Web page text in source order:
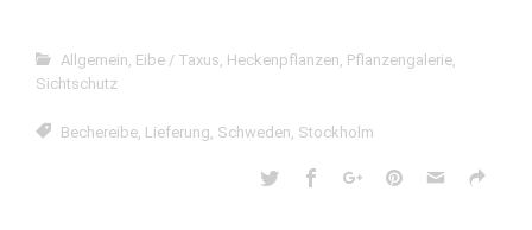
Allgemein Eibe / Taxus Heckenpflanzen Pflanzengalerie
Sichtschutz
Bechereibe Lieferung Schweden Stockholm